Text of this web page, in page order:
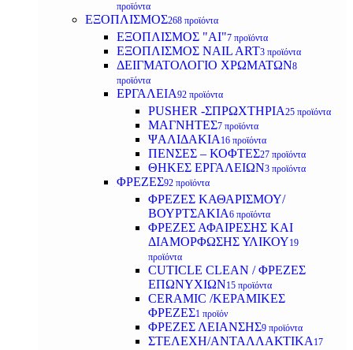
προϊόντα
ΕΞΟΠΛΙΣΜΟΣ268 προϊόντα
ΕΞΟΠΛΙΣΜΟΣ "AI"7 προϊόντα
ΕΞΟΠΛΙΣΜΟΣ NAIL ART3 προϊόντα
ΔΕΙΓΜΑΤΟΛΟΓΙΟ ΧΡΩΜΑΤΩΝ8
προϊόντα
ΕΡΓΑΛΕΙΑ92 προϊόντα
PUSHER -ΣΠΡΩΧΤΗΡΙΑ25 προϊόντα
ΜΑΓΝΗΤΕΣ7 προϊόντα
ΨΑΛΙΔΑΚΙΑ 16 προϊόντα
ΠΕΝΣΕΣ – ΚΟΦΤΕΣ27 προϊόντα
ΘΗΚΕΣ ΕΡΓΑΛΕΙΩΝ3 προϊόντα
ΦΡΕΖΕΣ92 προϊόντα
ΦΡΕΖΕΣ ΚΑΘΑΡΙΣΜΟΥ/
ΒΟΥΡΤΣΑΚΙΑ6 προϊόντα
ΦΡΕΖΕΣ ΑΦΑΙΡΕΣΗΣ ΚΑΙ
ΔΙΑΜΟΡΦΩΣΗΣ ΥΛΙΚΟΥ19
προϊόντα
CUTICLE CLEAN / ΦΡΕΖΕΣ
ΕΠΩΝΥΧΙΩΝ15 προϊόντα
CERAMIC /ΚΕΡΑΜΙΚΕΣ
ΦΡΕΖΕΣ1 προϊόν
ΦΡΕΖΕΣ ΛΕΙΑΝΣΗΣ9 προϊόντα
ΣΤΕΛΕΧΗ/ΑΝΤΑΛΛΑΚΤΙΚΑ 17